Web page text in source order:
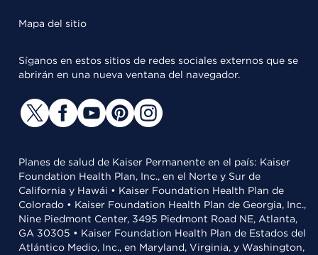
Mapa del sitio
Síganos en estos sitios de redes sociales externos que se
abrirán en una nueva ventana del navegador.
Planes de salud de Kaiser Permanente en el país: Kaiser
Foundation Health Plan, Inc., en el Norte y Sur de
California y Hawái • Kaiser Foundation Health Plan de
Colorado • Kaiser Foundation Health Plan de Georgia, Inc.,
Nine Piedmont Center, 3495 Piedmont Road NE, Atlanta,
GA 30305 • Kaiser Foundation Health Plan de Estados del
Atlántico Medio, Inc., en Maryland, Virginia, y Washington,